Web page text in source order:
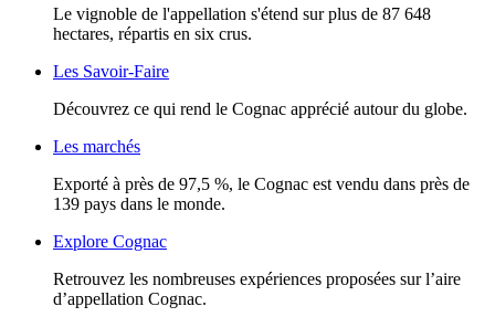
Le vignoble de l'appellation s'étend sur plus de 87 648
hectares, répartis en six crus.
Les Savoir-Faire
Découvrez ce qui rend le Cognac apprécié autour du globe.
Les marchés
Exporté à près de 97,5 %, le Cognac est vendu dans près de
139 pays dans le monde.
Explore Cognac
Retrouvez les nombreuses expériences proposées sur l’aire
d’appellation Cognac.